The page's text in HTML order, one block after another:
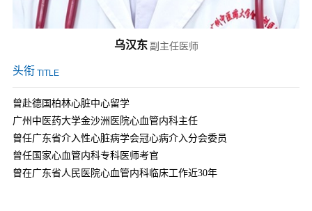
乌汉东 副主任医师
头衔 TITLE
曾赴德国柏林心脏中心留学
广州中医药大学金沙洲医院心血管内科主任
曾任广东省介入性心脏病学会冠心病介入分会委员
曾任国家心血管内科专科医师考官
曾在广东省人民医院心血管内科临床工作近30年